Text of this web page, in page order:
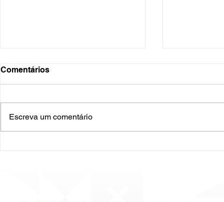
Comentários
Escreva um comentário